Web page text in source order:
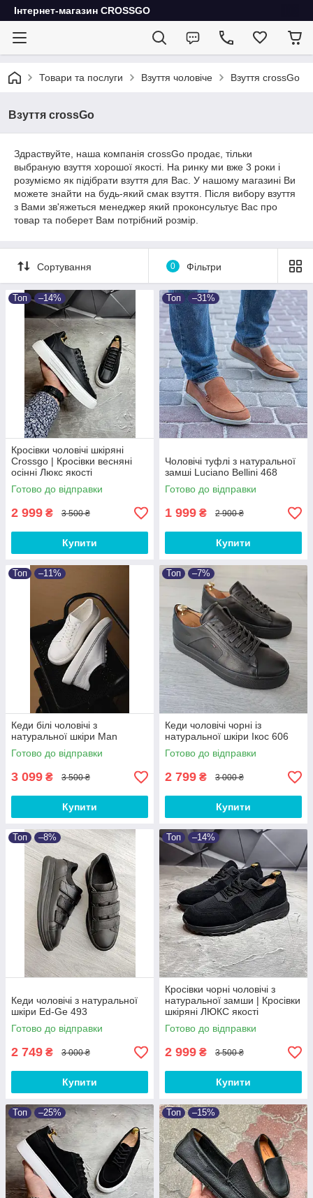
Інтернет-магазин CROSSGO
Товари та послуги Взуття чоловіче Взуття crossGo
Взуття crossGo
Здраствуйте, наша компанія crossGo продає, тільки
выбраную взуття хорошої якості. На ринку ми вже 3 роки і
розуміємо як підібрати взуття для Вас. У нашому магазині Ви
можете знайти на будь-який смак взуття. Після вибору взуття
з Вами зв'яжеться менеджер який проконсультує Вас про
товар та поберет Вам потрібний розмір.
Сортування 0 Фільтри
Топ –14%
Кросівки чоловічі шкіряні
Crossgo | Кросівки весняні
осінні Люкс якості
Готово до відправки
2 999 ₴ 3 500 ₴
Купити
Топ –31%
Чоловічі туфлі з натуральної
замші Luciano Bellini 468
Готово до відправки
1 999 ₴ 2 900 ₴
Купити
Топ –11%
Кеди білі чоловічі з
натуральної шкіри Man
Готово до відправки
3 099 ₴ 3 500 ₴
Купити
Топ –7%
Кеди чоловічі чорні із
натуральної шкіри Ікос 606
Готово до відправки
2 799 ₴ 3 000 ₴
Купити
Топ –8%
Кеди чоловічі з натуральної
шкіри Ed-Ge 493
Готово до відправки
2 749 ₴ 3 000 ₴
Купити
Топ –14%
Кросівки чорні чоловічі з
натуральної замши | Кросівки
шкіряні ЛЮКС якості
Готово до відправки
2 999 ₴ 3 500 ₴
Купити
Топ –25% Топ –15%